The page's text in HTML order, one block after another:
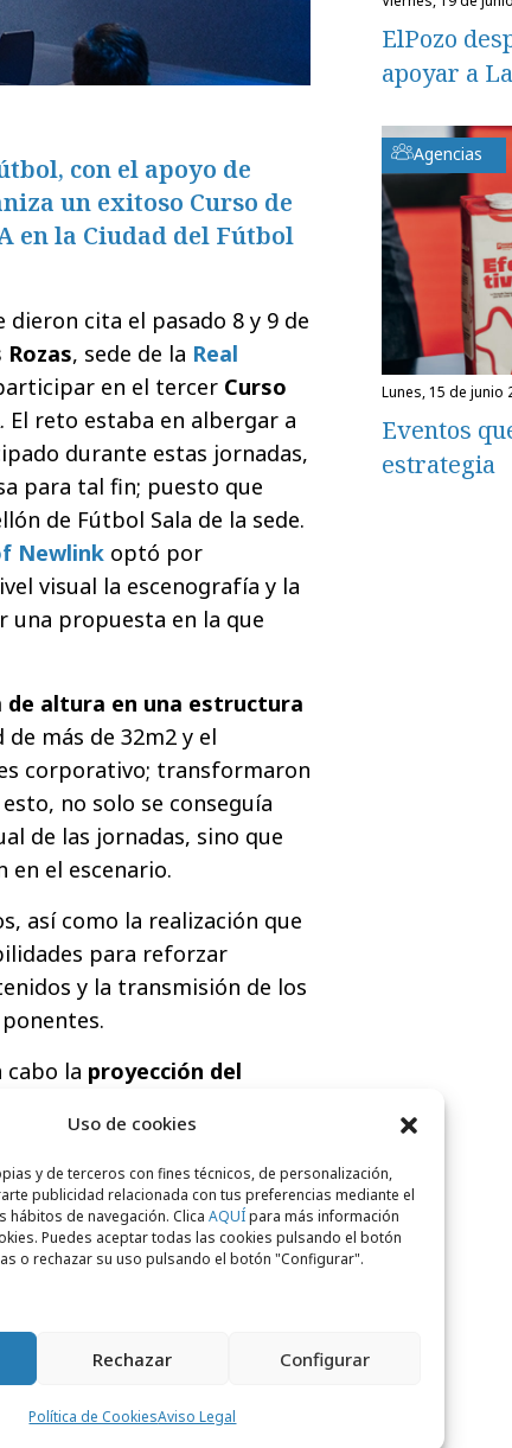
Uso de cookies
y de terceros con fines técnicos, de personalización,
publicidad relacionada con tus preferencias mediante el
hábitos de navegación. Clica AQUÍpara más información
Puedes aceptar todas las cookies pulsando el botón
o rechazar su uso pulsando el botón "Configurar".
Rechazar Configurar
Política de CookiesAviso Legal
con el apoyo de
un exitoso Curso de
en la Ciudad del Fútbol
cita el pasado 8 y 9 de
, sede de la Real
en el tercer Curso
. El reto estaba en albergar a
durante estas jornadas,
para tal fin; puesto que
de Fútbol Sala de la sede.
Newlink optó por
visual la escenografía y la
una propuesta en la que
de altura en una estructura
más de 32m2 y el
corporativo; transformaron
esto, no solo se conseguía
de las jornadas, sino que
en el escenario.
así como la realización que
para reforzar
y la transmisión de los
cabo la proyección del
honor a Luis
a España en la Eurocopa
ElPozo
apoyar a
Agencias
lunes, 15 de junio
Eventos
estrategia